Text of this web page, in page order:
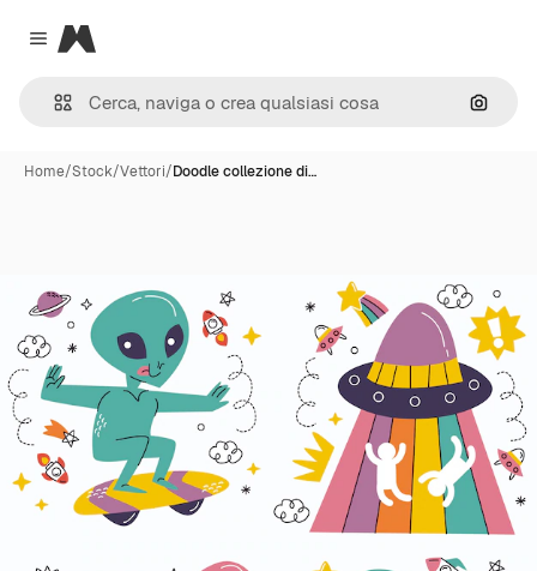
Close menu
Magnific
Cerca
Home/Stock/Vettori/Doodle collezione di…